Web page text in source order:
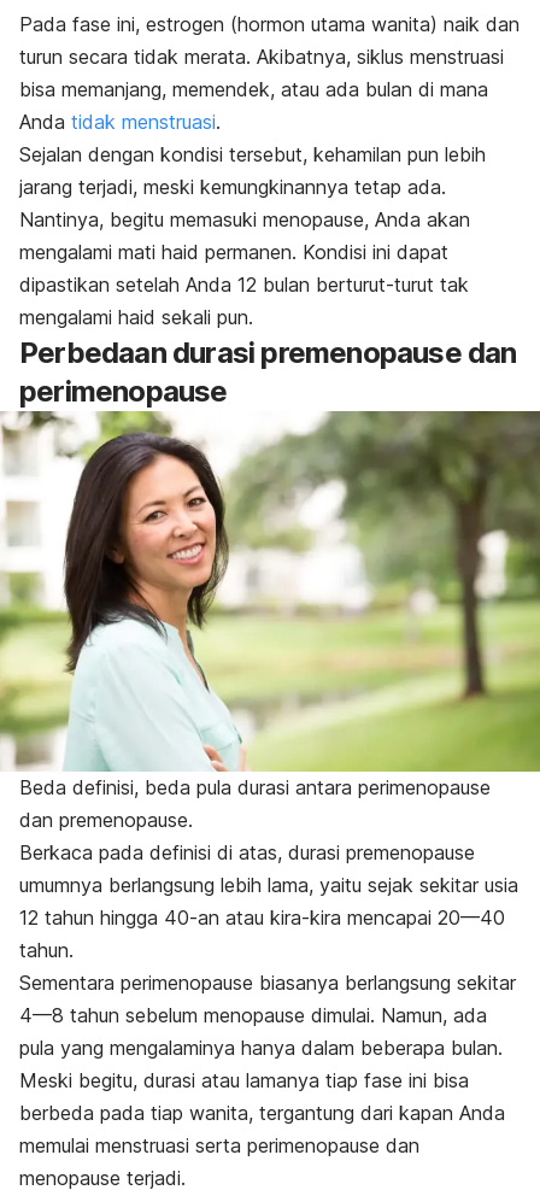
Pada fase ini, estrogen (hormon utama wanita) naik dan
turun secara tidak merata. Akibatnya, siklus menstruasi
bisa memanjang, memendek, atau ada bulan di mana
Anda tidak menstruasi.
Sejalan dengan kondisi tersebut, kehamilan pun lebih
jarang terjadi, meski kemungkinannya tetap ada.
Nantinya, begitu memasuki menopause, Anda akan
mengalami mati haid permanen. Kondisi ini dapat
dipastikan setelah Anda 12 bulan berturut-turut tak
mengalami haid sekali pun.
Perbedaan durasi premenopause dan
perimenopause
Beda definisi, beda pula durasi antara perimenopause
dan premenopause.
Berkaca pada definisi di atas, durasi premenopause
umumnya berlangsung lebih lama, yaitu sejak sekitar usia
12 tahun hingga 40-an atau kira-kira mencapai 20—40
tahun.
Sementara perimenopause biasanya berlangsung sekitar
4—8 tahun sebelum menopause dimulai. Namun, ada
pula yang mengalaminya hanya dalam beberapa bulan.
Meski begitu, durasi atau lamanya tiap fase ini bisa
berbeda pada tiap wanita, tergantung dari kapan Anda
memulai menstruasi serta perimenopause dan
menopause terjadi.